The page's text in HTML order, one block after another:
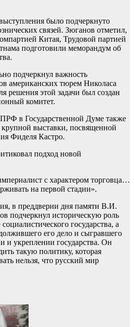
было подчеркнуто
связей. Зюганов отметил,
Китая, Трудовой партией
подготовили меморандум об
подчеркнул важность
американских тюрем Николаса
решения этой задачи был создан
комитет.
в Государственной Думе также
выставки, посвященной
Фиделя Кастро.
подход новой
с характером торговца…
на первой стадии».
в преддверии дня памяти В.И.
подчеркнул историческую роль
государства, а
его дело и сыгравшего
и укреплении государства. Он
такую политику, которая
нельзя, что русский мир